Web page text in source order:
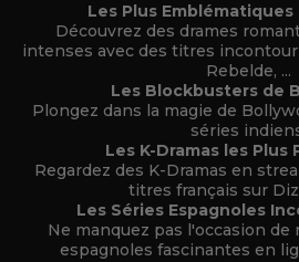
Les Plus Emblématiques
Découvrez des drames
intenses avec des titres
Rebelde, ...
Les Blockbusters de
Plongez dans la magie de
séries
Les K-Dramas les Plus
Regardez des K-Dramas en
titres français sur
Les Séries Espagnoles
Ne manquez pas l'occasion de
espagnoles fascinantes en